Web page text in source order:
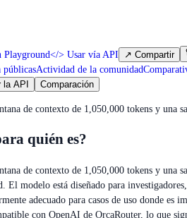
Playground</> Usar vía API ↗ Compartir
públicasActividad de la comunidad
la API Comparación
de contexto de 1,050,000 tokens y
quién es?
de contexto de 1,050,000 tokens y
modelo está diseñado para
adecuado para casos de uso donde
con OpenAI de OrcaRouter, lo que